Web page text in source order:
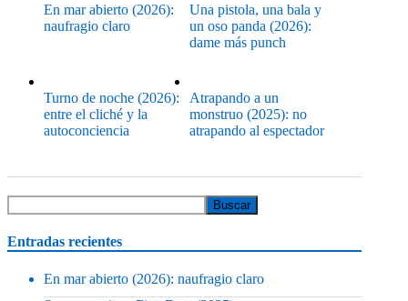
En mar abierto (2026):
naufragio claro
Una pistola, una bala y
un oso panda (2026):
dame más punch
Turno de noche (2026):
entre el cliché y la
autoconciencia
Atrapando a un
monstruo (2025): no
atrapando al espectador
Entradas recientes
En mar abierto (2026): naufragio claro